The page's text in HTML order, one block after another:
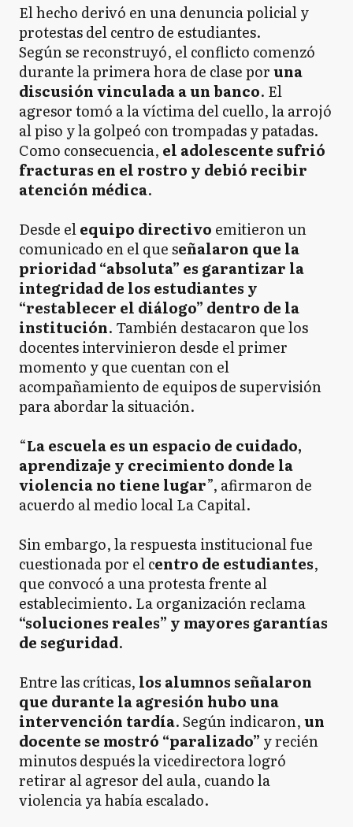
El hecho derivó en una denuncia policial y
protestas del centro de estudiantes.
Según se reconstruyó, el conflicto comenzó
durante la primera hora de clase poruna
discusión vinculada a un banco. El
agresor tomó a la víctima del cuello, la arrojó
al piso y la golpeó con trompadas y patadas.
Como consecuencia, el adolescente sufrió
fracturas en el rostro y debió recibir
atención médica.
Desde elequipo directivo emitieron un
comunicado en el que señalaron que la
prioridad “absoluta” es garantizar la
integridad de los estudiantes y
“restablecer el diálogo” dentro de la
institución. También destacaron que los
docentes intervinieron desde el primer
momento y que cuentan con el
acompañamiento de equipos de supervisión
para abordar la situación.
“La escuela es un espacio de cuidado,
aprendizaje y crecimiento donde la
violencia no tiene lugar”, afirmaron de
acuerdo al medio local La Capital.
Sin embargo, la respuesta institucional fue
cuestionada por el centro de estudiantes,
que convocó a una protesta frente al
establecimiento. La organización reclama
“soluciones reales” y mayores garantías
de seguridad.
Entre las críticas, los alumnos señalaron
que durante la agresión hubo una
intervención tardía. Según indicaron,un
docente se mostró “paralizado” y recién
minutos después la vicedirectora logró
retirar al agresor del aula, cuando la
violencia ya había escalado.